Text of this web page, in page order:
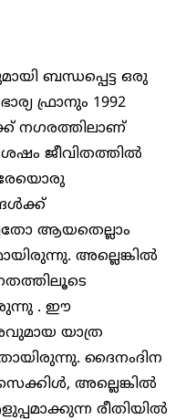
ബന്ധപ്പെട്ട ഒരു
ഫ്രാനും 1992
നഗരത്തിലാണ്
ജീവിതത്തിൽ
ആയതെല്ലാം
അല്ലെങ്കിൽ
. ഈ
യാത്ര
ദൈനംദിന
അല്ലെങ്കിൽ
രീതിയിൽ